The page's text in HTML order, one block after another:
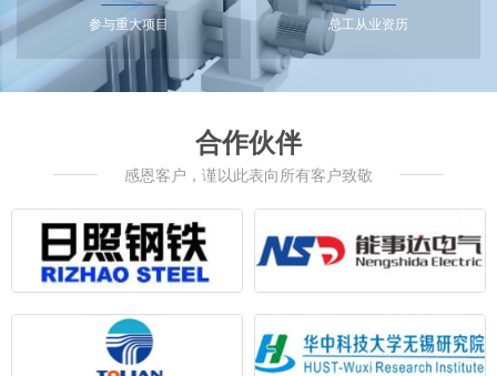
参与重大项目 总工从业资历
合作伙伴
感恩客户，谨以此表向所有客户致敬